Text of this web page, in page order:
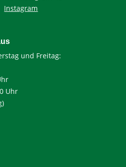
Instagram
und Freitag:
Uhr